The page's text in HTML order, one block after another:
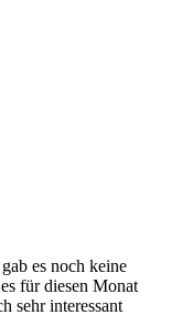
es noch keine
für diesen Monat
sehr interessant